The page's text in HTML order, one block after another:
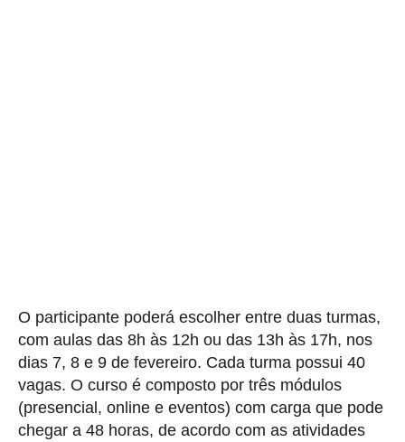
O participante poderá escolher entre duas turmas,
com aulas das 8h às 12h ou das 13h às 17h, nos
dias 7, 8 e 9 de fevereiro. Cada turma possui 40
vagas. O curso é composto por três módulos
(presencial, online e eventos) com carga que pode
chegar a 48 horas, de acordo com as atividades